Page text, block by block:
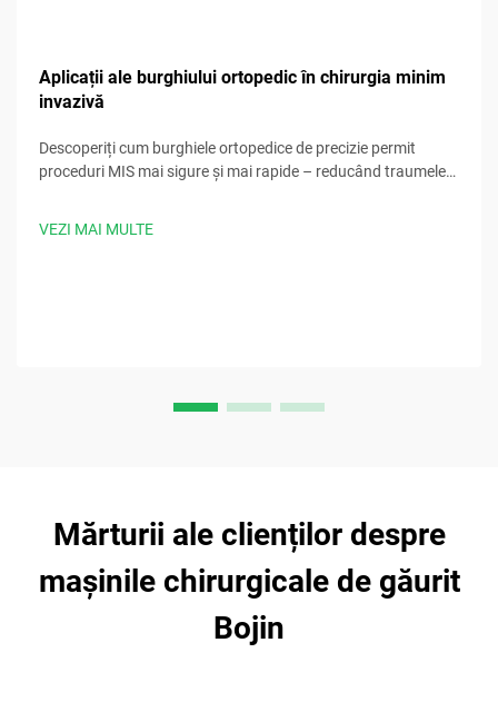
Aplicații ale burghiului ortopedic în chirurgia minim
invazivă
Descoperiți cum burghiele ortopedice de precizie permit
proceduri MIS mai sigure și mai rapide – reducând traumele
VEZI MAI MULTE
Mărturii ale clienților despre
mașinile chirurgicale de găurit
Bojin